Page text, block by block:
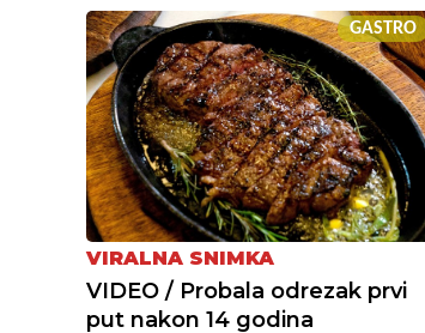
GASTRO
VIRALNA SNIMKA
VIDEO / Probala odrezak prvi
put nakon 14 godina